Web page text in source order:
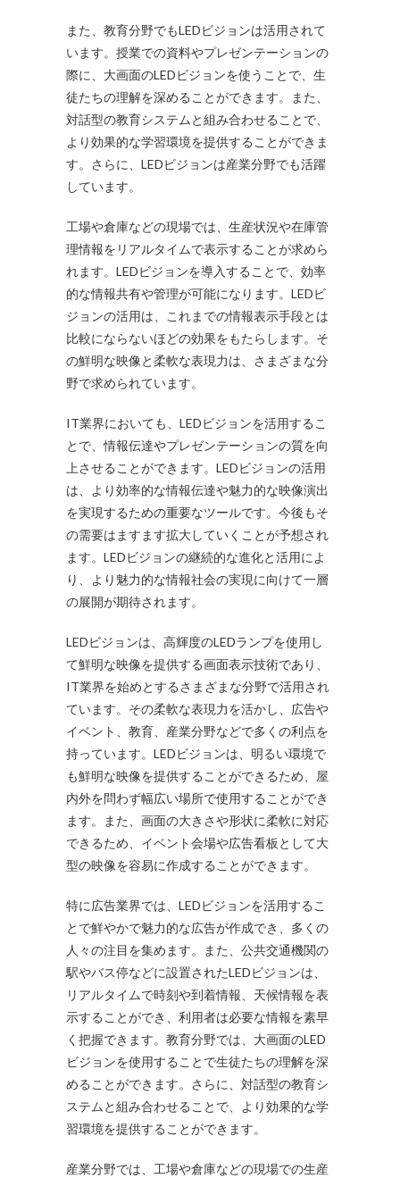
また、教育分野でもLEDビジョンは活用されて
います。授業での資料やプレゼンテーションの
際に、大画面のLEDビジョンを使うことで、生
徒たちの理解を深めることができます。また、
対話型の教育システムと組み合わせることで、
より効果的な学習環境を提供することができま
す。さらに、LEDビジョンは産業分野でも活躍
しています。
工場や倉庫などの現場では、生産状況や在庫管
理情報をリアルタイムで表示することが求めら
れます。LEDビジョンを導入することで、効率
的な情報共有や管理が可能になります。LEDビ
ジョンの活用は、これまでの情報表示手段とは
比較にならないほどの効果をもたらします。そ
の鮮明な映像と柔軟な表現力は、さまざまな分
野で求められています。
IT業界においても、LEDビジョンを活用するこ
とで、情報伝達やプレゼンテーションの質を向
上させることができます。LEDビジョンの活用
は、より効率的な情報伝達や魅力的な映像演出
を実現するための重要なツールです。今後もそ
の需要はますます拡大していくことが予想され
ます。LEDビジョンの継続的な進化と活用によ
り、より魅力的な情報社会の実現に向けて一層
の展開が期待されます。
LEDビジョンは、高輝度のLEDランプを使用し
て鮮明な映像を提供する画面表示技術であり、
IT業界を始めとするさまざまな分野で活用され
ています。その柔軟な表現力を活かし、広告や
イベント、教育、産業分野などで多くの利点を
持っています。LEDビジョンは、明るい環境で
も鮮明な映像を提供することができるため、屋
内外を問わず幅広い場所で使用することができ
ます。また、画面の大きさや形状に柔軟に対応
できるため、イベント会場や広告看板として大
型の映像を容易に作成することができます。
特に広告業界では、LEDビジョンを活用するこ
とで鮮やかで魅力的な広告が作成でき、多くの
人々の注目を集めます。また、公共交通機関の
駅やバス停などに設置されたLEDビジョンは、
リアルタイムで時刻や到着情報、天候情報を表
示することができ、利用者は必要な情報を素早
く把握できます。教育分野では、大画面のLED
ビジョンを使用することで生徒たちの理解を深
めることができます。さらに、対話型の教育シ
ステムと組み合わせることで、より効果的な学
習環境を提供することができます。
産業分野では、工場や倉庫などの現場での生産